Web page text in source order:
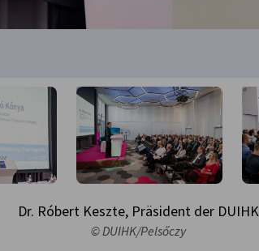
Dr. Róbert Keszte, Präsident der DUIHK
© DUIHK/Pelsőczy